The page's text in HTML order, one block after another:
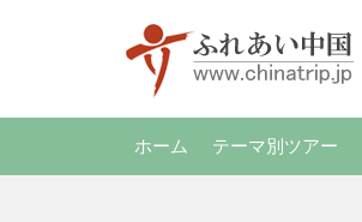
ホーム テーマ別ツアー